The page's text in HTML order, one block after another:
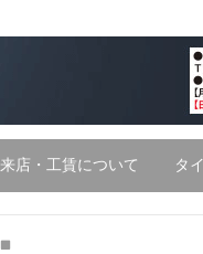
来店・工賃について タ